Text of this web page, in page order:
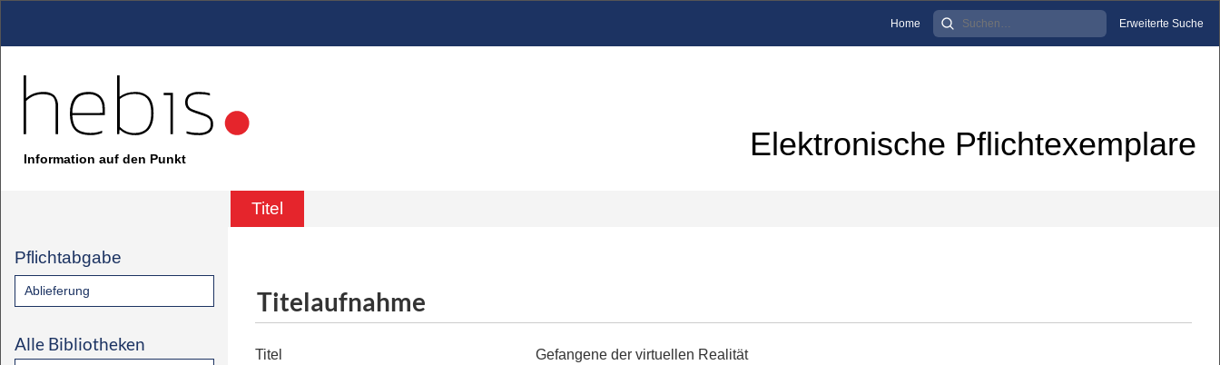
Home Erweiterte Suche
Information auf den Punkt Elektronische Pflichtexemplare
Titel
Pflichtabgabe
Ablieferung
Alle Bibliotheken
Titelaufnahme
Titel
Gefangene der virtuellen Realität